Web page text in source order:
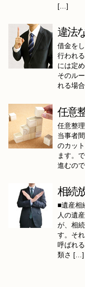
[…]
違法
借金を
行われ
には定
そのル
れる場
任意
任意整
当事者
のカッ
ます。
進むの
相続
■遺産相
人の遺
が、相
す。そ
呼ばれ
類さ […]